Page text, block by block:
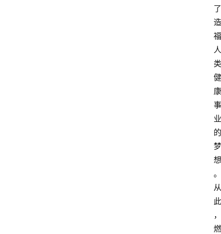
了
造
福
人
类
健
康
事
业
的
梦
想
。
从
此
，
燃